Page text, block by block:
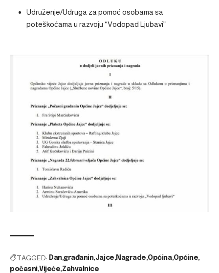
Udruženje/Udruga za pomoć osobama sa
poteškoćama u razvoju “Vodopad Ljubavi”
TAGGED: Dan građanin Jajce Nagrade Općina Općine
počasni Vijeće Zahvalnice